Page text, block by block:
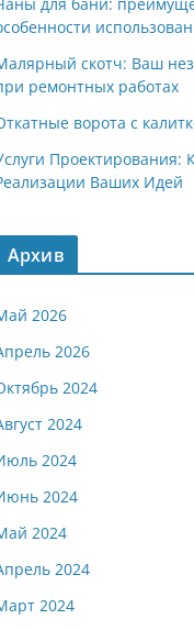
скотч: Ваш
ремонтных работах
ворота с
Ваших Идей
Архив
2026
2026
2024
2024
2024
2024
2024
2024
2024